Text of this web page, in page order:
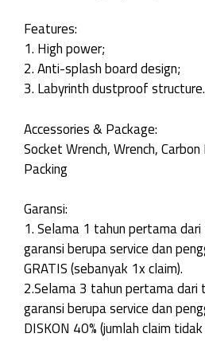
Features:
1. High power;
2. Anti-splash board design;
3. Labyrinth dustproof structure.
Accessories & Package:
Socket Wrench, Wrench,
Packing
Garansi:
1. Selama 1 tahun pertama
garansi berupa service dan
GRATIS (sebanyak 1x claim).
2.Selama 3 tahun pertama dari
garansi berupa service dan
DISKON 40% (jumlah claim